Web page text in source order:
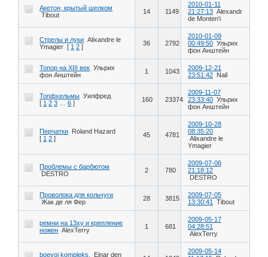
Акетон, крытый шелком
Tibout
14 1149
2010-01-11
21:27:13 Alexandr
de Monten'i
Стрелы и луки Alixandre le
Ymagier [ 1 2 ] 36 2792
2010-01-09
00:49:50 Ульрих
фон Анштейн
Топор на XIII век Ульрих
фон Анштейн
1 1043
2009-12-21
23:51:42 Nail
Топфхельмы Уилфред
[ 1 2 3 6 ] 160 23374
2009-11-07
23:33:40 Ульрих
фон Анштейн
Перчатки
Roland Hazard
[ 1 2 ] 45 4781
2009-10-28
08:35:20
Alixandre le
Ymagier
Проблемы с барбютом
DESTRO
2 780
2009-07-06
21:18:12
DESTRO
Проволока для кольчуги
Жак де ля Фер
28 3815
2009-07-05
13:30:41
Tibout
ремни на 13ху и крепление
ножен AlexTerry 1 681
2009-05-17
04:28:51
AlexTerry
boevoi kompleks.
Einar den
2009-05-14